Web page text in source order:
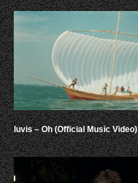
luvis – Oh (Official Music Video)